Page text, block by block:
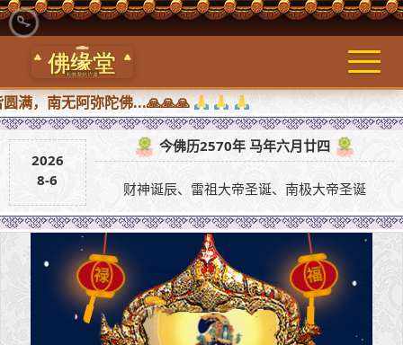
，南无阿弥陀佛...🙏🙏🙏
2026
8-6
今佛历2570年 马年六月廿四
财神诞辰、雷祖大帝圣诞、南极大帝圣诞
福
禄